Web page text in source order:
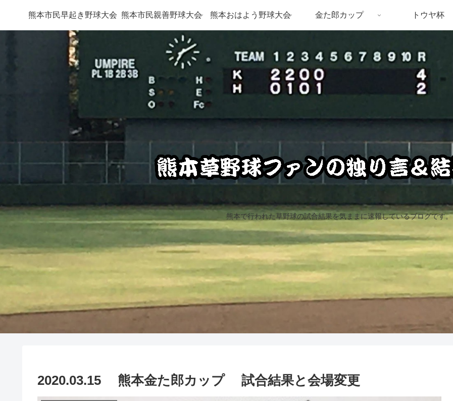
熊本で行われた草野球の試合結果を気ままに速報しているブログです。
熊本市民早起き野球大会 熊本市民親善野球大会 熊本おはよう野球大会 金た郎カップ トウヤ杯
2020.03.15 熊本金た郎カップ 試合結果と会場変更